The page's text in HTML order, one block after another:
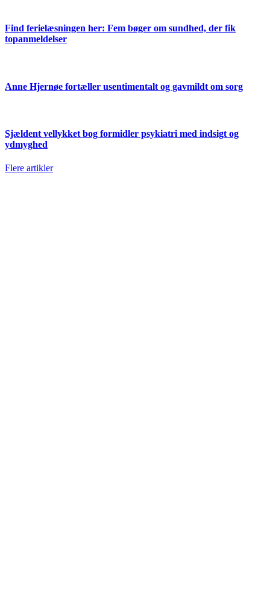
Find ferielæsningen her: Fem bøger om sundhed, der fik
topanmeldelser
Anne Hjernøe fortæller usentimentalt og gavmildt om sorg
Sjældent vellykket bog formidler psykiatri med indsigt og
ydmyghed
Flere artikler